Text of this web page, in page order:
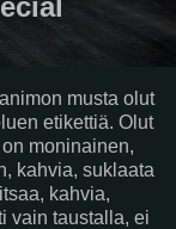
musta olut
etikettiä. Olut
moninainen,
kahvia, suklaata
kahvia,
vain taustalla, ei